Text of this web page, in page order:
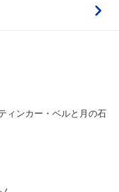
ィンカー・ベルと月の石